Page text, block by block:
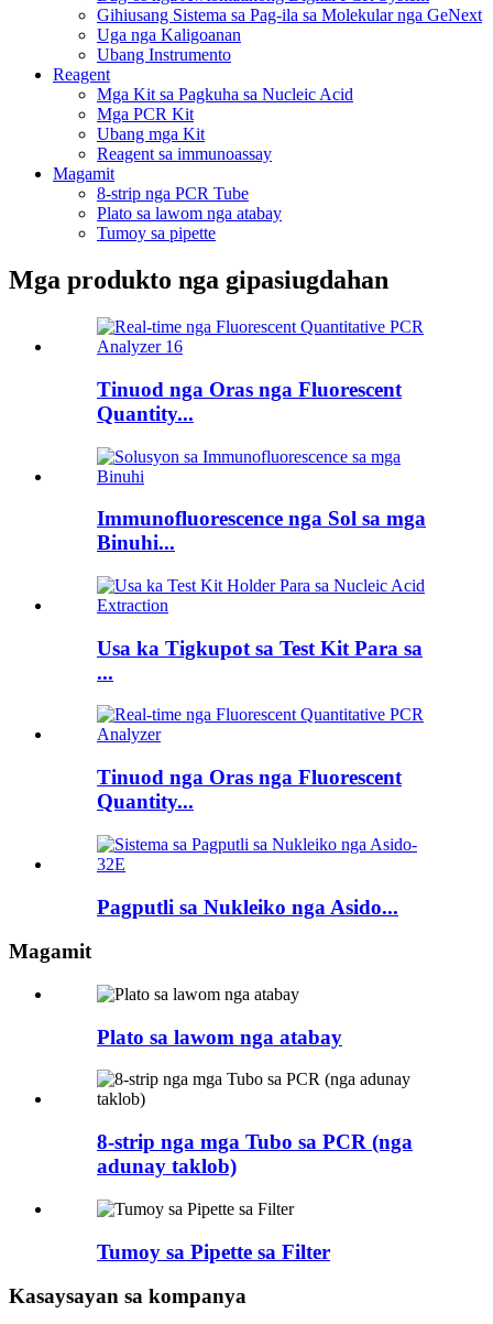
Gihiusang Sistema sa Pag-ila sa Molekular nga GeNext
Uga nga Kaligoanan
Ubang Instrumento
Reagent
Mga Kit sa Pagkuha sa Nucleic Acid
Mga PCR Kit
Ubang mga Kit
Reagent sa immunoassay
Magamit
8-strip nga PCR Tube
Plato sa lawom nga atabay
Tumoy sa pipette
Mga produkto nga gipasiugdahan
Tinuod nga Oras nga Fluorescent
Quantity...
Immunofluorescence nga Sol sa mga
Binuhi...
Usa ka Tigkupot sa Test Kit Para sa
...
Tinuod nga Oras nga Fluorescent
Quantity...
Pagputli sa Nukleiko nga Asido...
Magamit
Plato sa lawom nga atabay
8-strip nga mga Tubo sa PCR (nga
adunay taklob)
Tumoy sa Pipette sa Filter
Kasaysayan sa kompanya